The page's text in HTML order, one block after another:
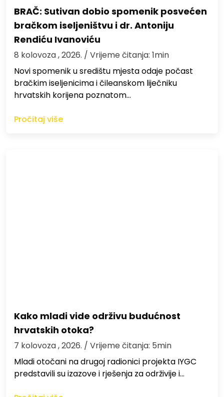
BRAČ: Sutivan dobio spomenik posvećen
bračkom iseljeništvu i dr. Antoniju
Rendiću Ivanoviću
8 kolovoza , 2026. / Vrijeme čitanja: 1min
Novi spomenik u središtu mjesta odaje počast
bračkim iseljenicima i čileanskom liječniku
hrvatskih korijena poznatom…
Pročitaj više
Kako mladi vide održivu budućnost
hrvatskih otoka?
7 kolovoza , 2026. / Vrijeme čitanja: 5min
Mladi otočani na drugoj radionici projekta IYGC
predstavili su izazove i rješenja za održivije i…